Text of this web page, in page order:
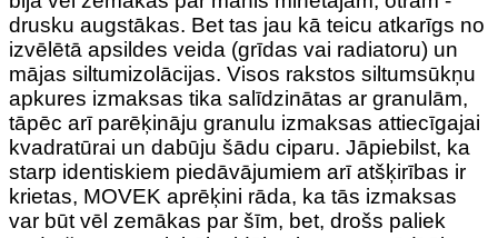
drusku augstākas. Bet tas jau kā teicu atkarīgs no
izvēlētā apsildes veida (grīdas vai radiatoru) un
mājas siltumizolācijas. Visos rakstos siltumsūkņu
apkures izmaksas tika salīdzinātas ar granulām,
tāpēc arī parēķināju granulu izmaksas attiecīgajai
kvadratūrai un dabūju šādu ciparu. Jāpiebilst, ka
starp identiskiem piedāvājumiem arī atšķirības ir
krietas, MOVEK aprēķini rāda, ka tās izmaksas
var būt vēl zemākas par šīm, bet, drošs paliek